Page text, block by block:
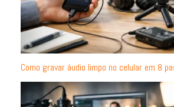
Como gravar áudio limpo no celular em 8